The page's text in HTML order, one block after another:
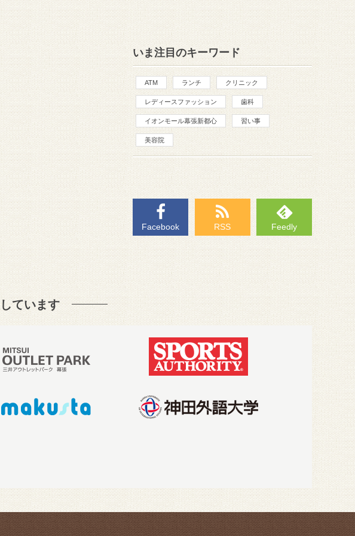
いま注目のキーワード
ATM ランチ クリニック
レディースファッション 歯科
イオンモール幕張新都心 習い事
美容院
Facebook RSS Feedly
ています